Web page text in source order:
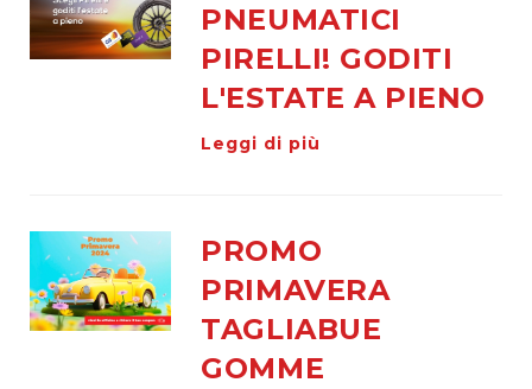
up
e
diagnosi
Manutenzione
Auto
di
cortesia
PNEUMATICI
PIRELLI! GODITI
L'ESTATE A PIENO
Leggi di più
PROMO
PRIMAVERA
TAGLIABUE
GOMME